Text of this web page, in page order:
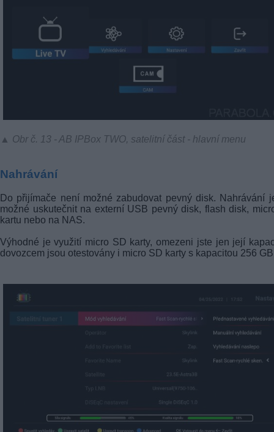
▲ Obr č. 13 - AB IPBox TWO, satelitní část - hlavní menu
Nahrávání
Do přijímače není možné zabudovat pevný disk. Nahrávání
možné uskutečnit na externí USB pevný disk, flash disk,
kartu nebo na NAS.
Výhodné je využití micro SD karty, omezeni jste jen její
dovozcem jsou otestovány i micro SD karty s kapacitou 256